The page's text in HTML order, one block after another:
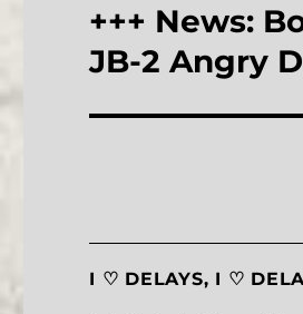
Nächster
Beitrag:
+++ News:
JB-2 Angry
I ♡ DELAYS, I ♡